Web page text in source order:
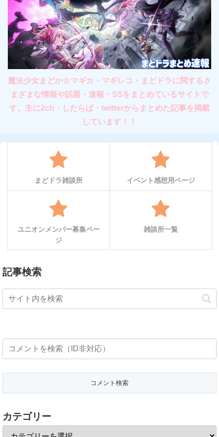
魔法少女まどか☆マギカ・マギレコ・まどドラに関するさ
まざまな情報や話題・速報・SSをまとめているサイトで
す。主に2ch・したらば・twitterからまとめた記事を掲載
しています！！
まどドラ雑談所 イベント感想用ページ
ユニオンメンバー募集ペー
ジ
雑談所一覧
記事検索
カテゴリー